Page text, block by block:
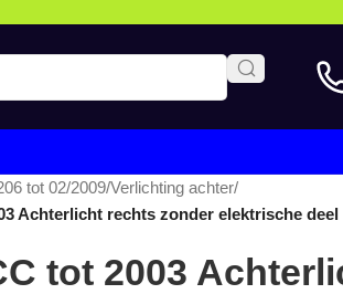
tot 02/2009/Verlichting achter/
Achterlicht rechts zonder elektrische deel
tot 2003